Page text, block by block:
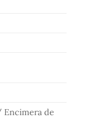
Encimera de